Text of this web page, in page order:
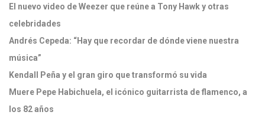
El nuevo video de Weezer que reúne a Tony Hawk y otras
celebridades
Andrés Cepeda: “Hay que recordar de dónde viene nuestra
música”
Kendall Peña y el gran giro que transformó su vida
Muere Pepe Habichuela, el icónico guitarrista de flamenco, a
los 82 años